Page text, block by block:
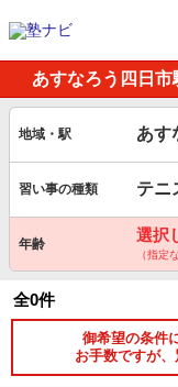
あすなろう四日市
地域・駅 あす
習い事の種類 テニ
年齢 選択
（指定
全0件
御希望の条件
お手数ですが、